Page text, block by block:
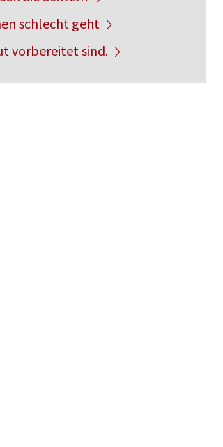
schlecht geht
vorbereitet sind.